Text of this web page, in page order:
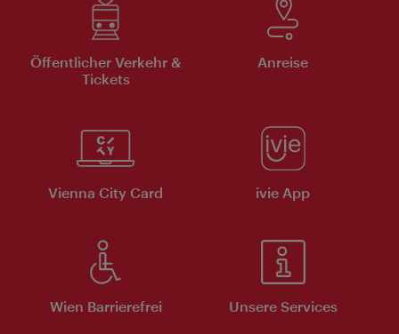
Öffentlicher Verkehr &
Tickets
Anreise
Vienna City Card ivie App
Wien Barrierefrei Unsere Services